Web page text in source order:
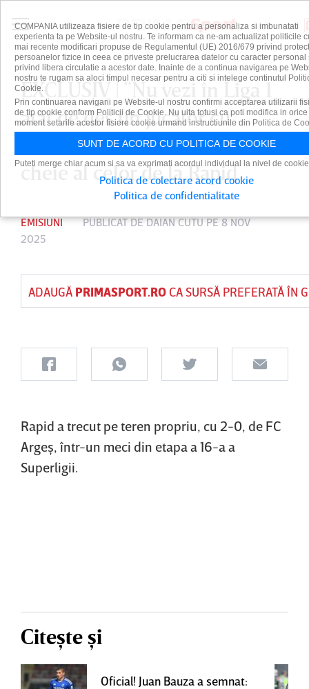
EXCLUSIV | ”Nu vezi în Liga 1
atât de des un jucător cu
viziunea lui”. Cine este omul
cheie al celor de la Rapid
EMISIUNI PUBLICAT DEDAIAN CUTUPE 8 NOV
2025
ADAUGĂ PRIMASPORT.ROCA SURSĂ PREFERATĂ ÎN
Rapid a trecut pe teren propriu, cu 2-0, de FC
Argeş, într-un meci din etapa a 16-a a
Superligii.
Citește și
Oficial! Juan Bauza a semnat:
COMPANIA utilizeaza fisiere de tip cookie pentru a personaliza si imbunatati
experienta ta pe Website-ul nostru. Te informam ca ne-am actualizat politicile
mai recente modificari propuse de Regulamentul (UE) 2016/679 privind
persoanelor fizice in ceea ce priveste prelucrarea datelor cu caracter personal
privind libera circulatie a acestor date. Inainte de a continua navigarea pe
nostru te rugam sa aloci timpul necesar pentru a citi si intelege continutul
Cookie.
Prin continuarea navigarii pe Website-ul nostru confirmi acceptarea utilizarii
de tip cookie conform Politicii de Cookie. Nu uita totusi ca poti modifica in orice
moment setarile acestor fisiere cookie urmand instructiunile din Politica de
SUNT DE ACORD CU POLITICA DE COOKIE
Puteti merge chiar acum si sa va exprimati acordul individual la nivel de
Politica de colectare acord cookie
Politica de confidentialitate